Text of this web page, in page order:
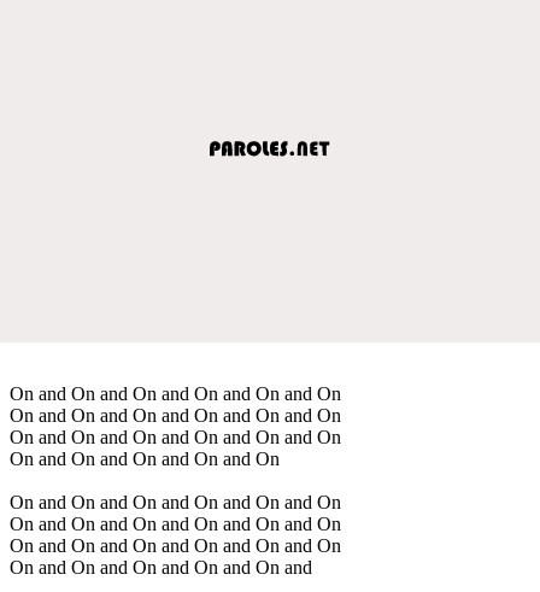
On and On and On and On and On and On
On and On and On and On and On and On
On and On and On and On and On and On
On and On and On and On and On
On and On and On and On and On and On
On and On and On and On and On and On
On and On and On and On and On and On
On and On and On and On and On and